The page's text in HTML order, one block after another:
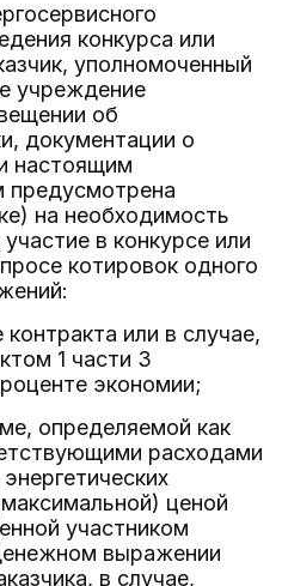
конкурса или
уполномоченный
учреждение
об
документации о
настоящим
предусмотрена
на необходимость
в конкурсе или
котировок одного
или в случае,
1 части 3
экономии;
определяемой как
расходами
ценой
участником
выражении
в случае,